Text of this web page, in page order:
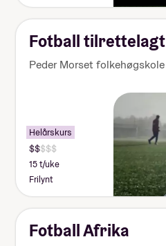
Fotball tilrettelagt
Peder Morset folkehøgskole
Helårskurs
15 t/uke
Frilynt
Fotball Afrika